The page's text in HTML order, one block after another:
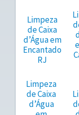
Limpeza
de Caixa
d’Água em
Encantado
RJ
Limpeza
de Caixa
d’Água